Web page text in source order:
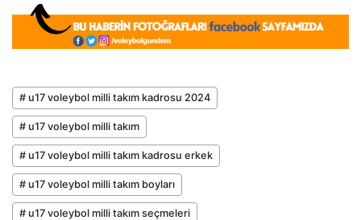
# u17 voleybol milli takım kadrosu 2024
# u17 voleybol milli takım
# u17 voleybol milli takım kadrosu erkek
# u17 voleybol milli takım boyları
# u17 voleybol milli takım seçmeleri